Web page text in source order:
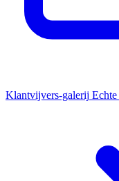
Klantvijvers-galerij